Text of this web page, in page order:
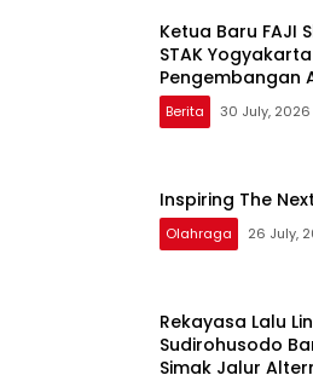
Ketua Baru FAJI
STAK
Pengembangan
Berita 30 July, 2026
Inspiring The
Olahraga 26 July,
Rekayasa Lalu
Sudirohusodo
Simak Jalur